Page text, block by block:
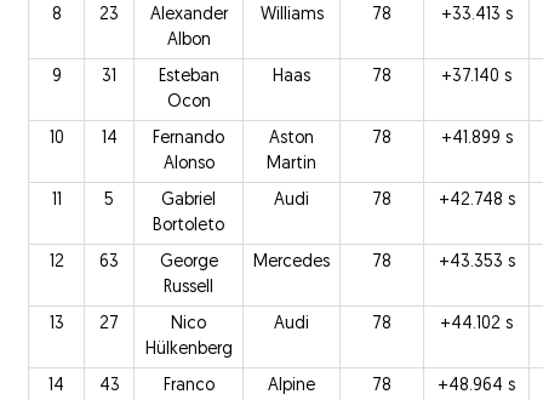
8
23
Alexander
Albon
Williams 78 +33.413 s
9 31
Esteban
Ocon
Haas 78 +37.140 s
10 14
Fernando
Alonso
Aston
Martin
78 +41.899 s
11 5
Gabriel
Bortoleto
Audi 78 +42.748 s
12 63
George
Russell
Mercedes 78 +43.353 s
13 27
Nico
Hülkenberg
Audi 78 +44.102 s
14 43
Franco
Alpine 78 +48.964 s